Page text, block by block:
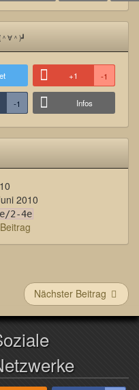
∀＾)┛
+1 -1
-1 Infos
2010
2-4e
Nächster Beitrag